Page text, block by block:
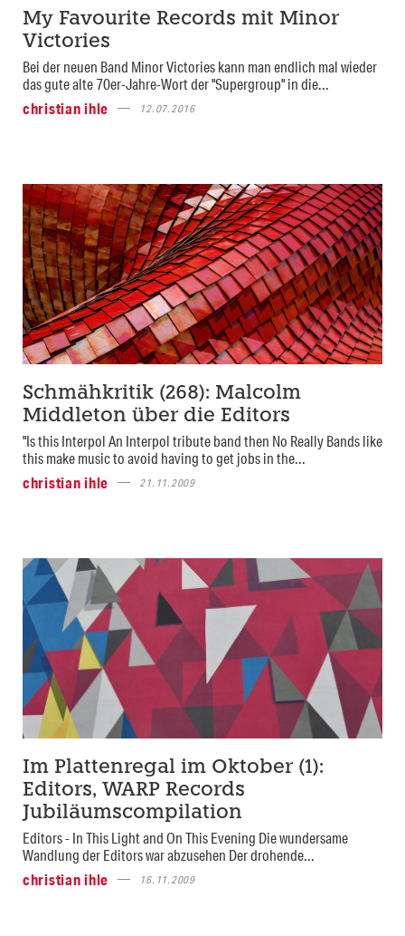
My Favourite Records mit Minor
Victories
Bei der neuen Band Minor Victories kann man endlich mal wieder
das gute alte 70er-Jahre-Wort der "Supergroup" in die...
christian ihle
12.07.2016
Schmähkritik (268): Malcolm
Middleton über die Editors
"Is this Interpol An Interpol tribute band then No Really Bands like
this make music to avoid having to get jobs in the...
christian ihle
21.11.2009
Im Plattenregal im Oktober (1):
Editors, WARP Records
Jubiläumscompilation
Editors - In This Light and On This Evening Die wundersame
Wandlung der Editors war abzusehen Der drohende...
christian ihle
16.11.2009